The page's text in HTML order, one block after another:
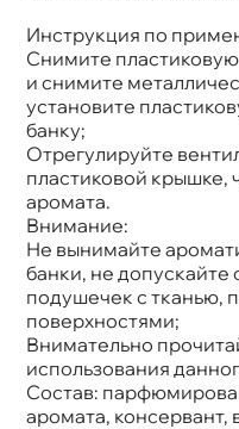
Инструкция по
Снимите
и снимите
установите
анку;
Отрегулируйте
пластиковой крышке,
аромата.
нимание:
Не вынимайте
анки, не допускайте
подушечек с тканью,
поверхностями;
нимательно
использования
Состав:
аромата, консервант,